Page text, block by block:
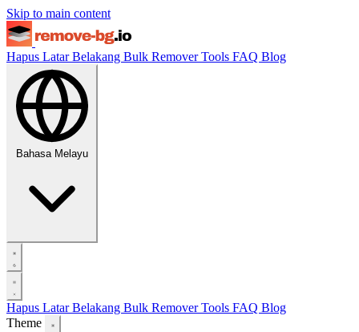
Skip to main content
Hapus Latar Belakang Bulk RemoverTools FAQ Blog
Bahasa Melayu
Hapus Latar Belakang Bulk RemoverTools FAQ Blog
Theme